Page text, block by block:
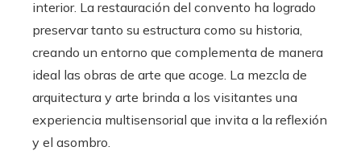
interior. La restauración del convento ha logrado
preservar tanto su estructura como su historia,
creando un entorno que complementa de manera
ideal las obras de arte que acoge. La mezcla de
arquitectura y arte brinda a los visitantes una
experiencia multisensorial que invita a la reflexión
y el asombro.